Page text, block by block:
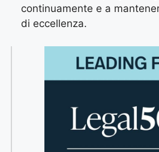
continuamente e a
di eccellenza.